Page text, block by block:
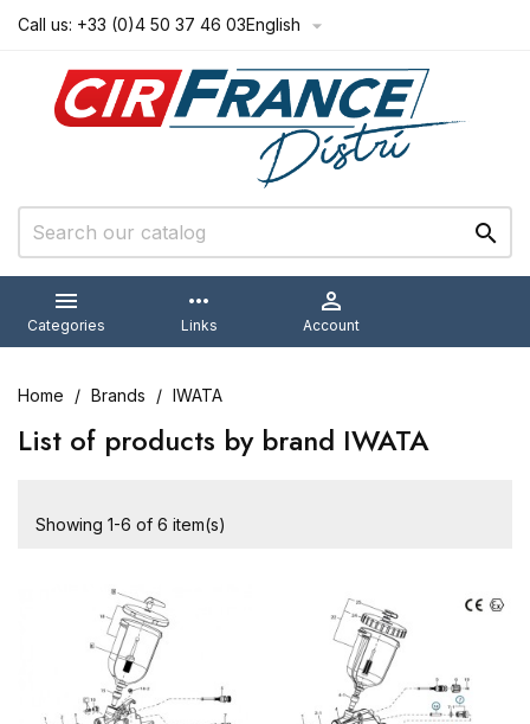
Call us: +33 (0)4 50 37 46 03English 


Categories
more_horiz
Links

Account
Home Brands IWATA
List of products by brand IWATA
Showing 1-6 of 6 item(s)